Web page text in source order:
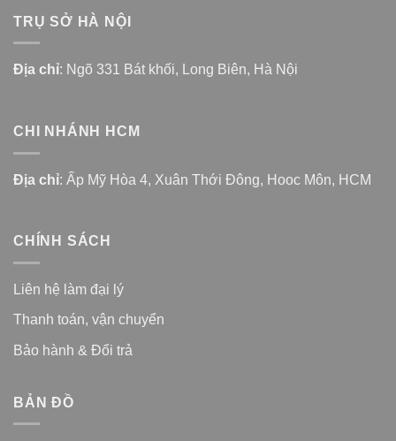
TRỤ SỞ HÀ NỘI
Địa chỉ: Ngõ 331 Bát khối, Long Biên, Hà Nội
CHI NHÁNH HCM
Địa chỉ: Ấp Mỹ Hòa 4, Xuân Thới Đông, Hooc Môn, HCM
CHÍNH SÁCH
Liên hệ làm đại lý
Thanh toán, vận chuyển
Bảo hành & Đổi trả
BẢN ĐỒ